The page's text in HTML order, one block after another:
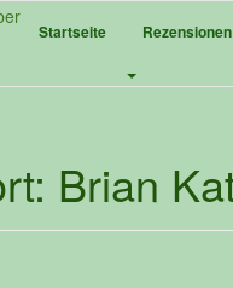
Startseite Rezensionen
Brian